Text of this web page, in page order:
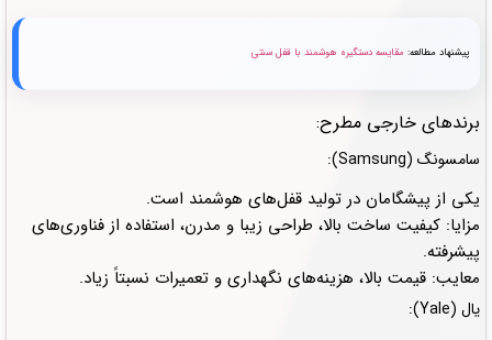
پیشنهاد مطالعه: مقایسه دستگیره هوشمند با قفل سنتی
برندهای خارجی مطرح:
سامسونگ (Samsung):
یکی از پیشگامان در تولید قفل‌های هوشمند است.
مزایا: کیفیت ساخت بالا، طراحی زیبا و مدرن، استفاده از فناوری‌های
پیشرفته.
معایب: قیمت بالا، هزینه‌های نگهداری و تعمیرات نسبتاً زیاد.
یال (Yale):